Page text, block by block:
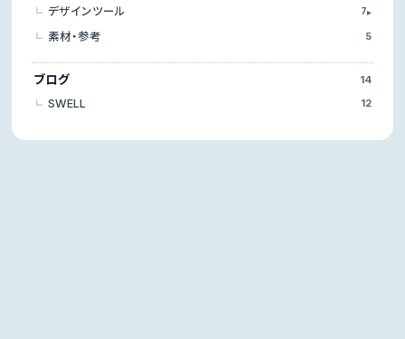
デザインツール 7▸
素材・参考 5
ブログ 14
SWELL 12